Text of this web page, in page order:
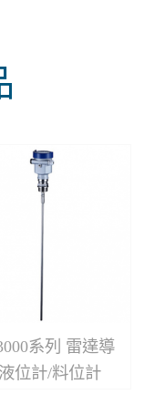
系列 雷達導
位計/料位計